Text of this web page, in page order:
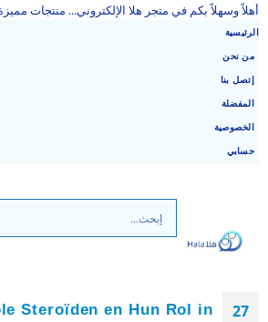
أهلاً وسهلاً بكم في متجر هلا الإلكتروني... منتجات
الرئيسية
من نحن
إتصل بنا
المفضلة
الخصوصية
حسابي
27
Steroïden en Hun Rol in